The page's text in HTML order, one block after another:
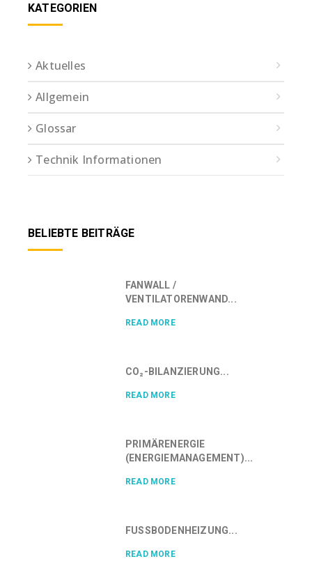
KATEGORIEN
Aktuelles
Allgemein
Glossar
Technik Informationen
BELIEBTE BEITRÄGE
FANWALL /
VENTILATORENWAND...
READ MORE
CO₂-BILANZIERUNG...
READ MORE
PRIMÄRENERGIE
(ENERGIEMANAGEMENT)...
READ MORE
FUSSBODENHEIZUNG...
READ MORE